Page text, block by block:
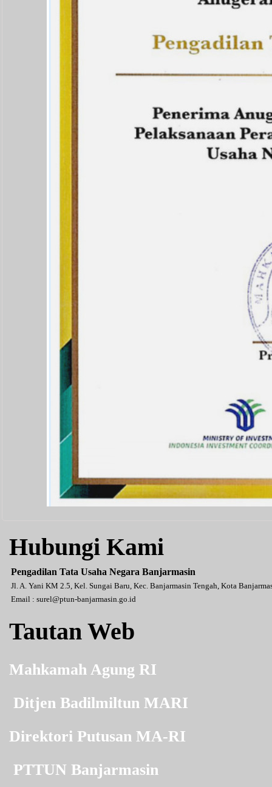
Hubungi Kami
Pengadilan Tata Usaha Negara Banjarmasin
Jl. A. Yani KM 2.5, Kel. Sungai Baru, Kec. Banjarmasin Tengah, Kota
Email : surel@ptun-banjarmasin.go.id
Tautan Web
Mahkamah Agung RI
Ditjen Badilmiltun MARI
Direktori Putusan MA-RI
PTTUN Banjarmasin